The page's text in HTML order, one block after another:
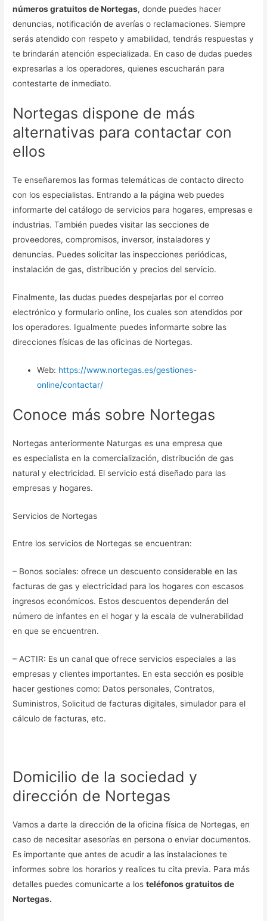
números gratuitos de Nortegas, donde puedes hacer
denuncias, notificación de averías o reclamaciones. Siempre
serás atendido con respeto y amabilidad, tendrás respuestas y
te brindarán atención especializada. En caso de dudas puedes
expresarlas a los operadores, quienes escucharán para
contestarte de inmediato.
Nortegas dispone de más
alternativas para contactar con
ellos
Te enseñaremos las formas telemáticas de contacto directo
con los especialistas. Entrando a la página web puedes
informarte del catálogo de servicios para hogares, empresas e
industrias. También puedes visitar las secciones de
proveedores, compromisos, inversor, instaladores y
denuncias. Puedes solicitar las inspecciones periódicas,
instalación de gas, distribución y precios del servicio.
Finalmente, las dudas puedes despejarlas por el correo
electrónico y formulario online, los cuales son atendidos por
los operadores. Igualmente puedes informarte sobre las
direcciones físicas de las oficinas de Nortegas.
Web: https://www.nortegas.es/gestiones-
online/contactar/
Conoce más sobre Nortegas
Nortegas anteriormente Naturgas es una empresa que
es especialista en la comercialización, distribución de gas
natural y electricidad. El servicio está diseñado para las
empresas y hogares.
Servicios de Nortegas
Entre los servicios de Nortegas se encuentran:
– Bonos sociales: ofrece un descuento considerable en las
facturas de gas y electricidad para los hogares con escasos
ingresos económicos. Estos descuentos dependerán del
número de infantes en el hogar y la escala de vulnerabilidad
en que se encuentren.
– ACTIR: Es un canal que ofrece servicios especiales a las
empresas y clientes importantes. En esta sección es posible
hacer gestiones como: Datos personales, Contratos,
Suministros, Solicitud de facturas digitales, simulador para el
cálculo de facturas, etc.
Domicilio de la sociedad y
dirección de Nortegas
Vamos a darte la dirección de la oficina física de Nortegas, en
caso de necesitar asesorías en persona o enviar documentos.
Es importante que antes de acudir a las instalaciones te
informes sobre los horarios y realices tu cita previa. Para más
detalles puedes comunicarte a losteléfonos gratuitos de
Nortegas.